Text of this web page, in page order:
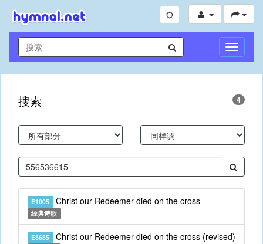
切
换
导
搜索 4
E1005 Christ our Redeemer died on the cross
经典诗歌
E8685 Christ our Redeemer died on the cross (revised)